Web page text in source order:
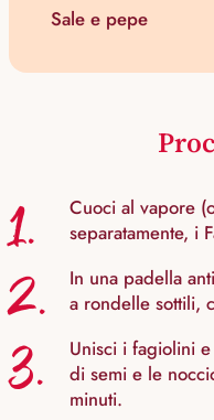
Sale e pepe
1.
Cuoci al vapore
separatamente, i
2.
In una padella
a rondelle sottili,
3.
Unisci i fagiolini
di semi e le
minuti.